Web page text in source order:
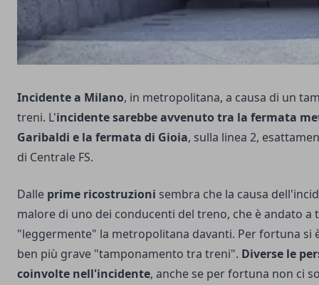
Incidente a Milano, in metropolitana, a causa di un
treni. L'incidente sarebbe avvenuto tra la fermata
Garibaldi e la fermata di Gioia, sulla linea 2,
di Centrale FS.
Dalle prime ricostruzioni sembra che la causa
malore di uno dei conducenti del treno, che è andato a
"leggermente" la metropolitana davanti. Per fortuna si
ben più grave "tamponamento tra treni". Diverse le
coinvolte nell'incidente, anche se per fortuna non ci